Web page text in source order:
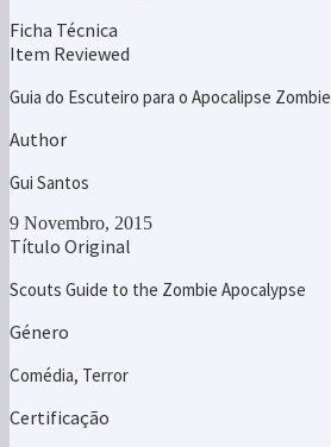
Ficha Técnica
Item Reviewed
Guia do Escuteiro para o Apocalipse Zombie
Author
Gui Santos
9 Novembro, 2015
Título Original
Scouts Guide to the Zombie Apocalypse
Género
Comédia, Terror
Certificação